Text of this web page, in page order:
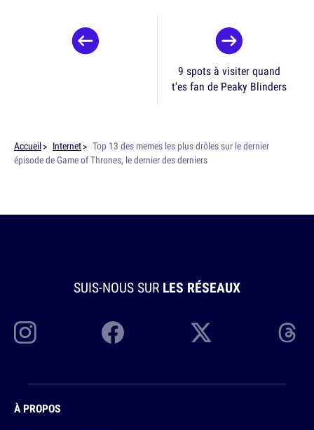
9 spots à visiter quand
t'es fan de Peaky Blinders
Accueil Internet
Top 13 des memes les plus drôles sur le dernier
épisode de Game of Thrones, le dernier des derniers
SUIS-NOUS SUR LES RÉSEAUX
À PROPOS